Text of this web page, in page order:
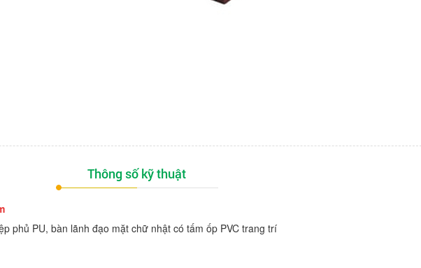
Thông số kỹ thuật
phủ PU, bàn lãnh đạo mặt chữ nhật có tấm ốp PVC trang trí